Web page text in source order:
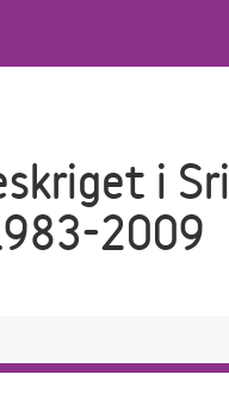
i Sri
2009